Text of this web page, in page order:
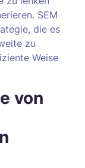
SEM
die es
zu
Weise
von